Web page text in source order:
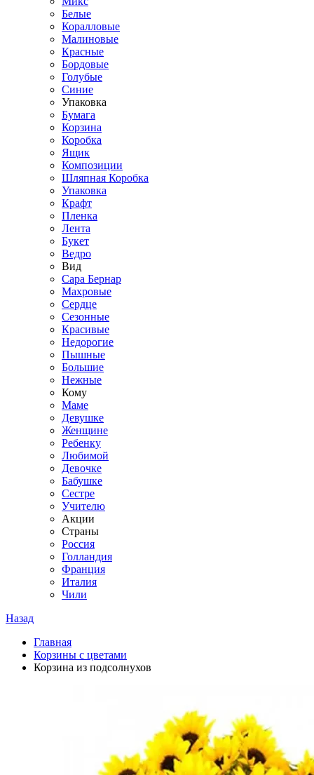
Белые
Коралловые
Малиновые
Красные
Бордовые
Голубые
Синие
Упаковка
Бумага
Корзина
Коробка
Ящик
Композиции
Шляпная Коробка
Упаковка
Крафт
Пленка
Лента
Букет
Ведро
Вид
Сара Бернар
Махровые
Сердце
Сезонные
Красивые
Недорогие
Пышные
Большие
Нежные
Кому
Маме
Девушке
Женщине
Ребенку
Любимой
Девочке
Бабушке
Сестре
Учителю
Акции
Страны
Россия
Голландия
Франция
Италия
Чили
Назад
Главная
Корзины с цветами
Корзина из подсолнухов